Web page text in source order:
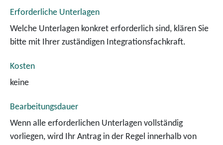
Erforderliche Unterlagen
Welche Unterlagen konkret erforderlich sind, klären Sie
bitte mit Ihrer zuständigen Integrationsfachkraft.
Kosten
keine
Bearbeitungsdauer
Wenn alle erforderlichen Unterlagen vollständig
vorliegen, wird Ihr Antrag in der Regel innerhalb von